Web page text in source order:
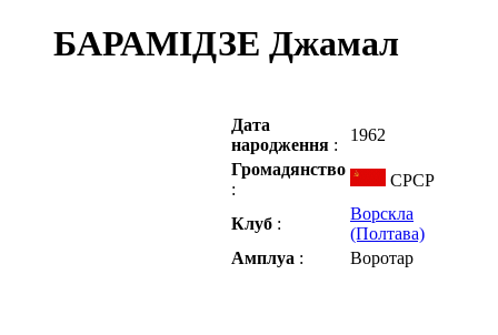
БАРАМІДЗЕ Джамал
Дата
народження :
1962
Громадянство
:
СРСР
Клуб :
Ворскла
(Полтава)
Амплуа : Воротар